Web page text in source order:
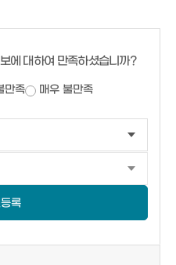
에 대하여 만족하셨습니까?
만족 매우 불만족
록